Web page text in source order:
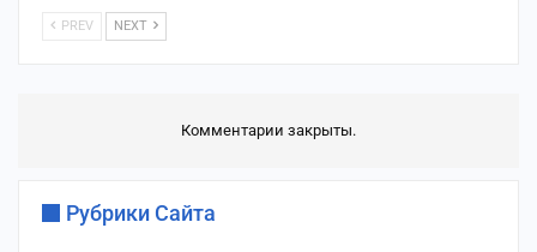
PREV NEXT
Комментарии закрыты.
Рубрики Сайта